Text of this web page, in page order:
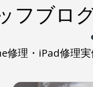
フブロ
修理・iPad修理